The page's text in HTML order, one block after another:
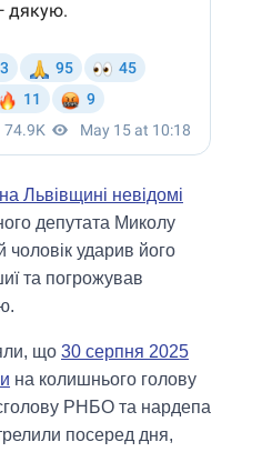
Львівщині невідомі
депутата Миколу
ударив його
та погрожував
що 30 серпня 2025
на колишнього голову
РНБО та нардепа
посеред дня,